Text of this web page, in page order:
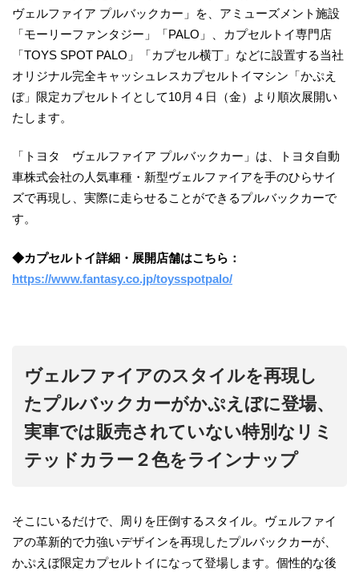
ヴェルファイア プルバックカー」を、アミューズメント施設
「モーリーファンタジー」「PALO」、カプセルトイ専門店
「TOYS SPOT PALO」「カプセル横丁」などに設置する当社
オリジナル完全キャッシュレスカプセルトイマシン「かぷえ
ぼ」限定カプセルトイとして10月４日（金）より順次展開い
たします。
「トヨタ ヴェルファイア プルバックカー」は、トヨタ自動
車株式会社の人気車種・新型ヴェルファイアを手のひらサイ
ズで再現し、実際に走らせることができるプルバックカーで
す。
◆カプセルトイ詳細・展開店舗はこちら：
https://www.fantasy.co.jp/toysspotpalo/
ヴェルファイアのスタイルを再現し
たプルバックカーがかぷえぼに登場、
実車では販売されていない特別なリミ
テッドカラー２色をラインナップ
そこにいるだけで、周りを圧倒するスタイル。ヴェルファイ
アの革新的で力強いデザインを再現したプルバックカーが、
かぷえぼ限定カプセルトイになって登場します。個性的な後